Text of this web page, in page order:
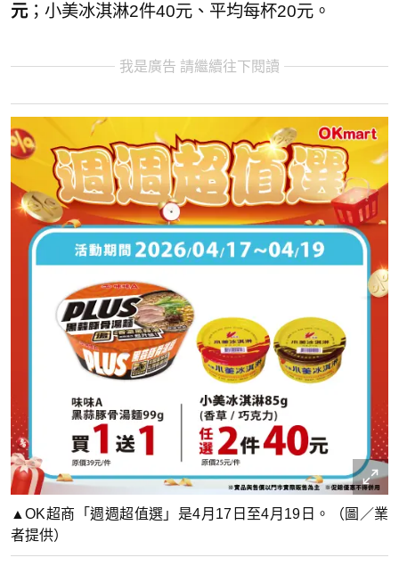
元；小美冰淇淋2件40元、平均每杯20元。
我是廣告 請繼續往下閱讀
▲OK超商「週週超值選」是4月17日至4月19日。（圖／業
者提供）